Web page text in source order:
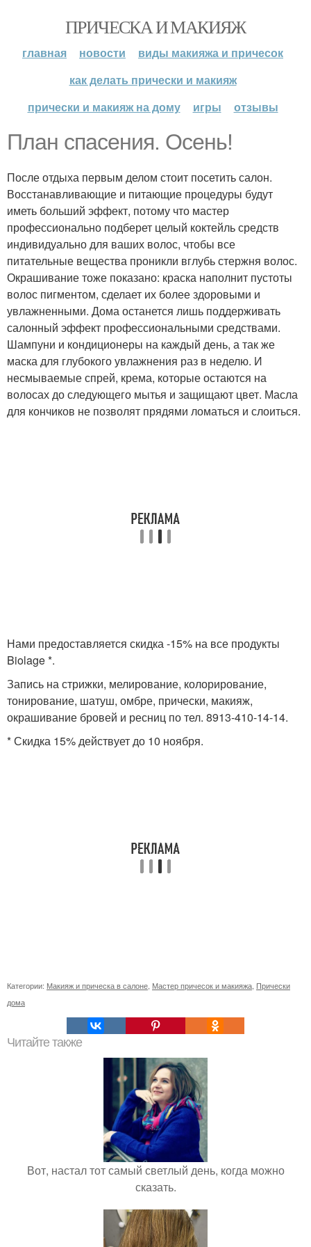
ПРИЧЕСКА И МАКИЯЖ
главная новости
виды макияжа и причесок
как делать прически и макияж
прически и макияж на дому
игры отзывы
План спасения. Осень!
После отдыха первым делом стоит посетить салон.
Восстанавливающие и питающие процедуры будут
иметь больший эффект, потому что мастер
профессионально подберет целый коктейль средств
индивидуально для ваших волос, чтобы все
питательные вещества проникли вглубь стержня волос.
Окрашивание тоже показано: краска наполнит пустоты
волос пигментом, сделает их более здоровыми и
увлажненными. Дома останется лишь поддерживать
салонный эффект профессиональными средствами.
Шампуни и кондиционеры на каждый день, а так же
маска для глубокого увлажнения раз в неделю. И
несмываемые спрей, крема, которые остаются на
волосах до следующего мытья и защищают цвет. Масла
для кончиков не позволят прядями ломаться и слоиться.
Нами предоставляется скидка -15% на все продукты
Biolage *.
Запись на стрижки, мелирование, колорирование,
тонирование, шатуш, омбре, прически, макияж,
окрашивание бровей и ресниц по тел. 8913-410-14-14.
* Скидка 15% действует до 10 ноября.
Категории: Макияж и прическа в салоне Мастер причесок и макияжа Прически
дома
Читайте также
Вот, настал тот самый светлый день, когда можно
сказать.